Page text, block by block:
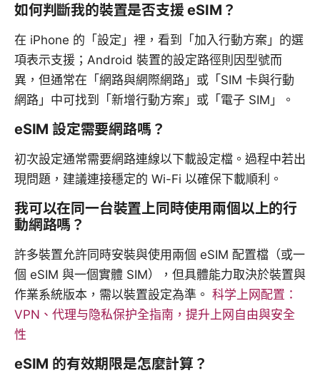
如何判斷我的裝置是否支援 eSIM？
在 iPhone 的「設定」裡，看到「加入行動方案」的選
項表示支援；Android 裝置的設定路徑則因型號而
異，但通常在「網路與網際網路」或「SIM 卡與行動
網路」中可找到「新增行動方案」或「電子 SIM」。
eSIM 設定需要網路嗎？
初次設定通常需要網路連線以下載設定檔。過程中若出
現問題，建議連接穩定的 Wi-Fi 以確保下載順利。
我可以在同一台裝置上同時使用兩個以上的行
動網路嗎？
許多裝置允許同時安裝與使用兩個 eSIM 配置檔（或一
個 eSIM 與一個實體 SIM），但具體能力取決於裝置與
作業系統版本，需以裝置設定為準。 科学上网配置：
VPN、代理与隐私保护全指南，提升上网自由與安全
性
eSIM 的有效期限是怎麼計算？